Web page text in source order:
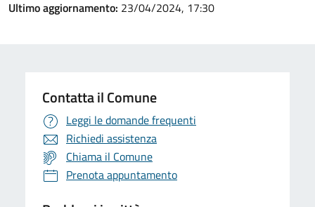
Ultimo aggiornamento: 23/04/2024, 17:30
Contatta il Comune
Leggi le domande frequenti
Richiedi assistenza
Chiama il Comune
Prenota appuntamento